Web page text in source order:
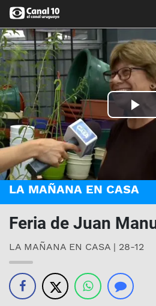
LA MAÑANA EN CASA
Feria de Juan
LA MAÑANA EN CASA | 28-12